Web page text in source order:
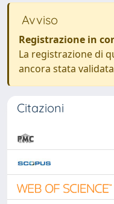
Avviso
Registrazione in
La registrazione di
ancora stata
Citazioni